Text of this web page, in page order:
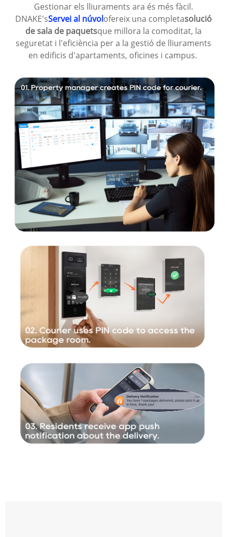
Gestionar els lliuraments ara és més fàcil.
DNAKE'sServei al núvolofereix una completasolució
de sala de paquetsque millora la comoditat, la
seguretat i l'eficiència per a la gestió de lliuraments
en edificis d'apartaments, oficines i campus.